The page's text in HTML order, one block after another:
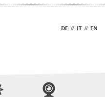
DE // // EN